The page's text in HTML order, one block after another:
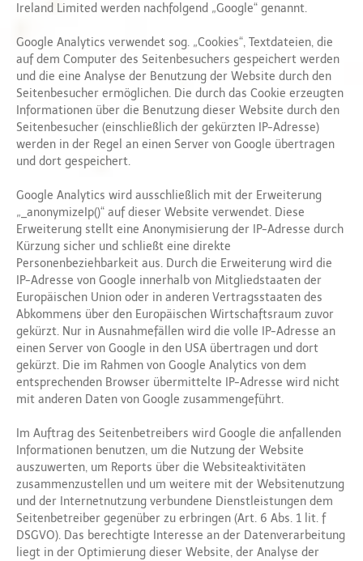
Ireland Limited werden nachfolgend „Google“ genannt.
Google Analytics verwendet sog. „Cookies“, Textdateien, die
auf dem Computer des Seitenbesuchers gespeichert werden
und die eine Analyse der Benutzung der Website durch den
Seitenbesucher ermöglichen. Die durch das Cookie erzeugten
Informationen über die Benutzung dieser Website durch den
Seitenbesucher (einschließlich der gekürzten IP-Adresse)
werden in der Regel an einen Server von Google übertragen
und dort gespeichert.
Google Analytics wird ausschließlich mit der Erweiterung
„_anonymizeIp()“ auf dieser Website verwendet. Diese
Erweiterung stellt eine Anonymisierung der IP-Adresse durch
Kürzung sicher und schließt eine direkte
Personenbeziehbarkeit aus. Durch die Erweiterung wird die
IP-Adresse von Google innerhalb von Mitgliedstaaten der
Europäischen Union oder in anderen Vertragsstaaten des
Abkommens über den Europäischen Wirtschaftsraum zuvor
gekürzt. Nur in Ausnahmefällen wird die volle IP-Adresse an
einen Server von Google in den USA übertragen und dort
gekürzt. Die im Rahmen von Google Analytics von dem
entsprechenden Browser übermittelte IP-Adresse wird nicht
mit anderen Daten von Google zusammengeführt.
Im Auftrag des Seitenbetreibers wird Google die anfallenden
Informationen benutzen, um die Nutzung der Website
auszuwerten, um Reports über die Websiteaktivitäten
zusammenzustellen und um weitere mit der Websitenutzung
und der Internetnutzung verbundene Dienstleistungen dem
Seitenbetreiber gegenüber zu erbringen (Art. 6 Abs. 1 lit. f
DSGVO). Das berechtigte Interesse an der Datenverarbeitung
liegt in der Optimierung dieser Website, der Analyse der